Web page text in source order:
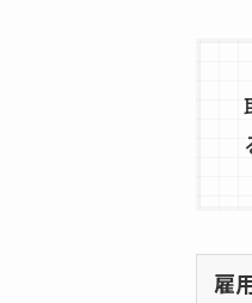
雇